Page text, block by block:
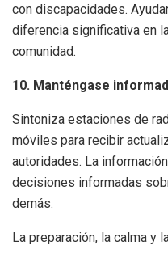
con discapacidades.
diferencia significativa en
comunidad.
10. Manténgase
Sintoniza estaciones de
móviles para recibir
autoridades. La
decisiones informadas
demás.
La preparación, la calma y